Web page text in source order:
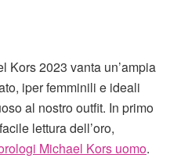
Kors 2023 vanta un’ampia
iper femminili e ideali
al nostro outfit. In primo
lettura dell’oro,
Michael Kors uomo.